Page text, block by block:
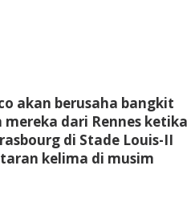
akan berusaha bangkit
dari Rennes ketika
di Stade Louis-II
kelima di musim